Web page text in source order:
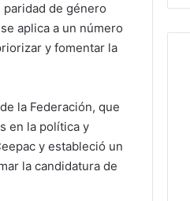
paridad de género
aplica a un número
y fomentar la
la Federación, que
en la política y
y estableció un
la candidatura de